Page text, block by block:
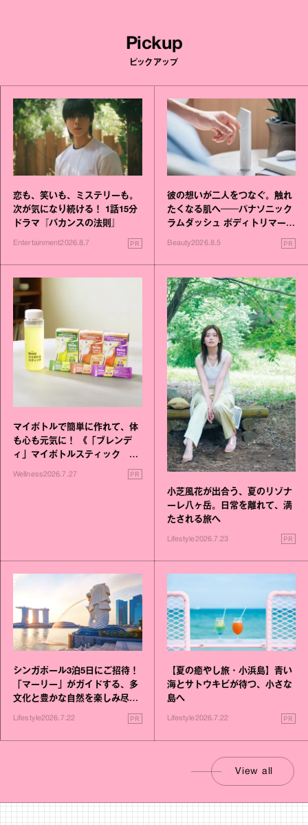
Pickup
ピックアップ
恋も、笑いも、ミステリーも。
次が気になり続ける！ 1話15分
ドラマ『バカンスの法則』
Entertainment2026.8.7 PR
彼の想いが二人をつなぐ。触れ
たくなる肌へ──パナソニック
ラムダッシュ ボディトリマーが
進化！
Beauty2026.8.5 PR
マイボトルで簡単に作れて、体
も心も元気に！ 《「ブレンデ
ィ」マイボトルスティック い
いこと毎日》シリーズが誕生
Wellness2026.7.27 PR
小芝風花が出合う、夏のリゾナ
ーレ八ヶ岳。日常を離れて、満
たされる旅へ
Lifestyle2026.7.23 PR
シンガポール3泊5日にご招待！
「マーリー」がガイドする、多
文化と豊かな自然を楽しみ尽く
Lifestyle2026.7.22 PR
【夏の癒やし旅・小浜島】青い
海とサトウキビが待つ、小さな
島へ
Lifestyle2026.7.22 PR
View all